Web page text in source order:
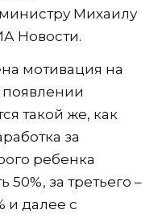
Михаилу
Новости.
мотивация на
такой же, как
за
ребенка
50%, за третьего –
и далее с